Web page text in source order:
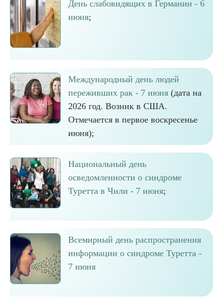
День слабовидящих в Германии - 6
июня;
Международный день людей
переживших рак - 7 июня (дата на
2026 год. Возник в США.
Отмечается в первое воскресенье
июня);
Национальный день
осведомленности о синдроме
Туретта в Чили - 7 июня;
Всемирный день распространения
информации о синдроме Туретта -
7 июня